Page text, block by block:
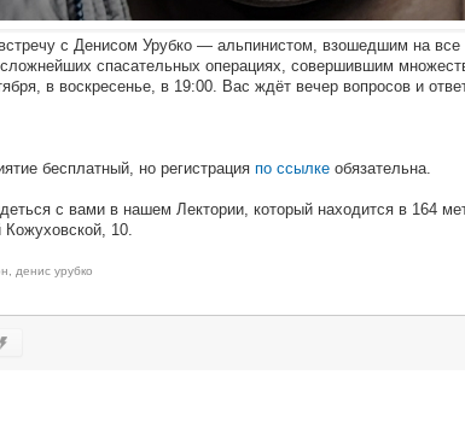
с Денисом Урубко — альпинистом, взошедшим на все
спасательных операциях, совершившим
в воскресенье, в 19:00. Вас ждёт вечер вопросов и
бесплатный, но регистрация по ссылке обязательна.
с вами в нашем Лектории, который находится в 164
10.
денис урубко